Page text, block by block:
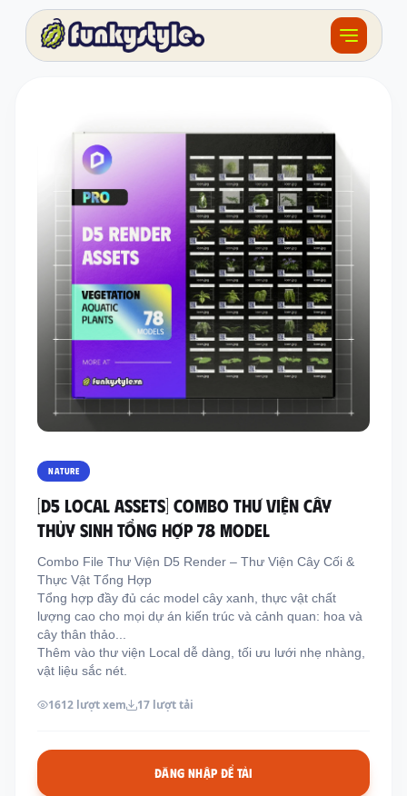
Khóa học
Tài nguyên
Giải thưởng
F.BLOG
Địa chỉ:
Email: funkystylemanage@gmail.com
Đăng nhập
Đăng ký
NATURE
[D5 LOCAL ASSETS] COMBO THƯ VIỆN CÂY
THỦY SINH TỔNG HỢP 78 MODEL
Combo File Thư Viện D5 Render – Thư Viện Cây Cối &
Thực Vật Tổng Hợp
Tổng hợp đầy đủ các model cây xanh, thực vật chất
lượng cao cho mọi dự án kiến trúc và cảnh quan: hoa và
cây thân thảo...
Thêm vào thư viện Local dễ dàng, tối ưu lưới nhẹ nhàng,
vật liệu sắc nét.
1612 lượt xem 17 lượt tải
ĐĂNG NHẬP ĐỂ TẢI